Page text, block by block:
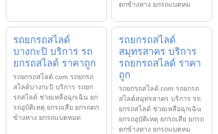
ตกข้างทาง ยกรถแบตหม
รถยกรถสไลด์
บางกะปิ บริการ รถ
ยกรถสไลด์ ราคาถูก
รถยกรถสไลด์.com รถยกรถ
สไลด์บางกะปิ บริการ รถยก
รถสไลด์ ช่วยเหลือฉุกเฉิน ยก
รถอุบัติเหตุ ยกรถเสีย ยกรถตก
ข้างทาง ยกรถแบตหมด
รถยกรถสไลด์
สมุทรสาคร บริการ
รถยกรถสไลด์ ราคา
ถูก
รถยกรถสไลด์.com รถยกรถ
สไลด์สมุทรสาคร บริการ รถ
ยกรถสไลด์ ช่วยเหลือฉุกเฉิน
ยกรถอุบัติเหตุ ยกรถเสีย ยกรถ
ตกข้างทาง ยกรถแบตหม